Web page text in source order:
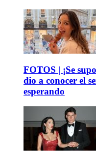
FOTOS | ¡Se
dio a conocer el
esperando